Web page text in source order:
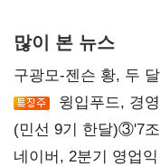
많이 본 뉴스
구광모-젠슨 황, 두
윙입푸드, 경
(민선 9기 한달)③'7
20년만에 '비상재정'
네이버, 2분기 영업